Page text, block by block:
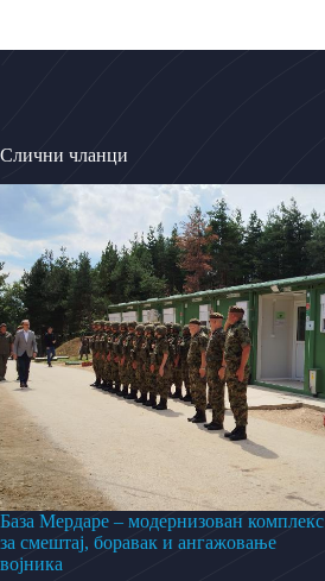
Слични чланци
База Мердаре – модернизован комплекс
за смештај, боравак и ангажовање
војника